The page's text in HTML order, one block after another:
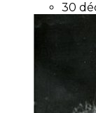
30